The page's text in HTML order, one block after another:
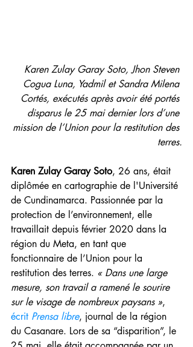
Karen Zulay Garay Soto, Jhon Steven
Cogua Luna, Yadmil et Sandra Milena
Cortés, exécutés après avoir été portés
disparus le 25 mai dernier lors d’une
mission de l’Union pour la restitution des
terres.
Karen Zulay Garay Soto, 26 ans, était
diplômée en cartographie de l'Université
de Cundinamarca. Passionnée par la
protection de l’environnement, elle
travaillait depuis février 2020 dans la
région du Meta, en tant que
fonctionnaire de l’Union pour la
restitution des terres. « Dans une large
mesure, son travail a ramené le sourire
sur le visage de nombreux paysans »,
écrit Prensa libre, journal de la région
du Casanare. Lors de sa “disparition”, le